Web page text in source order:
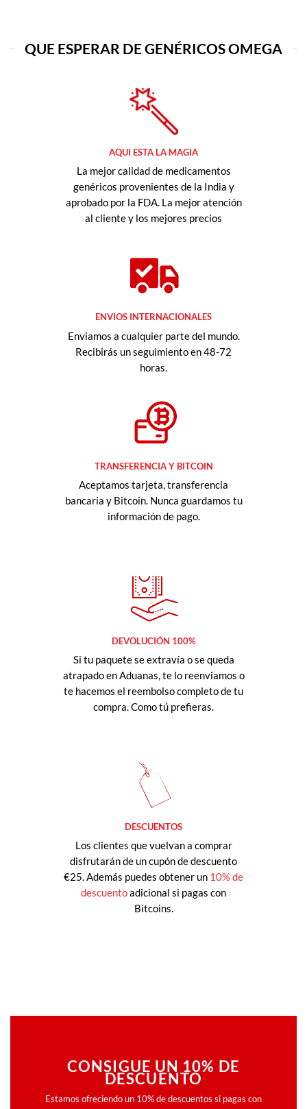
QUE ESPERAR DE GENÉRICOS OMEGA
AQUI ESTA LA MAGIA
La mejor calidad de medicamentos
genéricos provenientes de la India y
aprobado por la FDA. La mejor atención
al cliente y los mejores precios
ENVIOS INTERNACIONALES
Enviamos a cualquier parte del mundo.
Recibirás un seguimiento en 48-72
horas.
TRANSFERENCIA Y BITCOIN
Aceptamos tarjeta, transferencia
bancaria y Bitcoin. Nunca guardamos tu
información de pago.
DEVOLUCIÓN 100%
Si tu paquete se extravía o se queda
atrapado en Aduanas, te lo reenviamos o
te hacemos el reembolso completo de tu
compra. Como tú prefieras.
DESCUENTOS
Los clientes que vuelvan a comprar
disfrutarán de un cupón de descuento
€25. Además puedes obtener un 10% de
descuentoadicional si pagas con
Bitcoins.
CONSIGUE UN 10% DE
DESCUENTO
Estamos ofreciendo un 10% de descuentos si pagas con